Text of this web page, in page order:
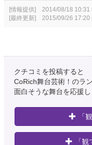
[情報提供] 2014/08/18 10:31
[最終更新] 2015/09/26 17:20
クチコミを投稿すると
CoRich舞台芸術！のラ
面白そうな舞台を応援し
「
「